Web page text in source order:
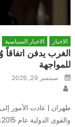
الاخبار الاخبار السياسية
الغرب يدفن اتفاقاً
للمواجهة
Posted
onسبتمبر 29, 2025
طهران | عادت الأمور إلى